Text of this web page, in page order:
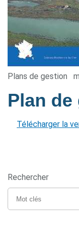
Plans de gestion
Plan
Télécharger la
Rechercher